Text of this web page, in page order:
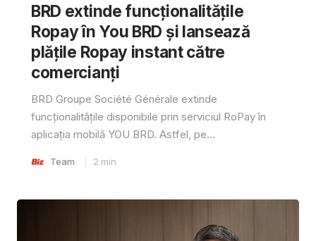
BRD extinde funcționalitățile
Ropay în You BRD și lansează
plățile Ropay instant către
comercianți
BRD Groupe Société Générale extinde
funcționalitățile disponibile prin serviciul RoPay în
aplicația mobilă YOU BRD. Astfel, pe...
Team 2 min